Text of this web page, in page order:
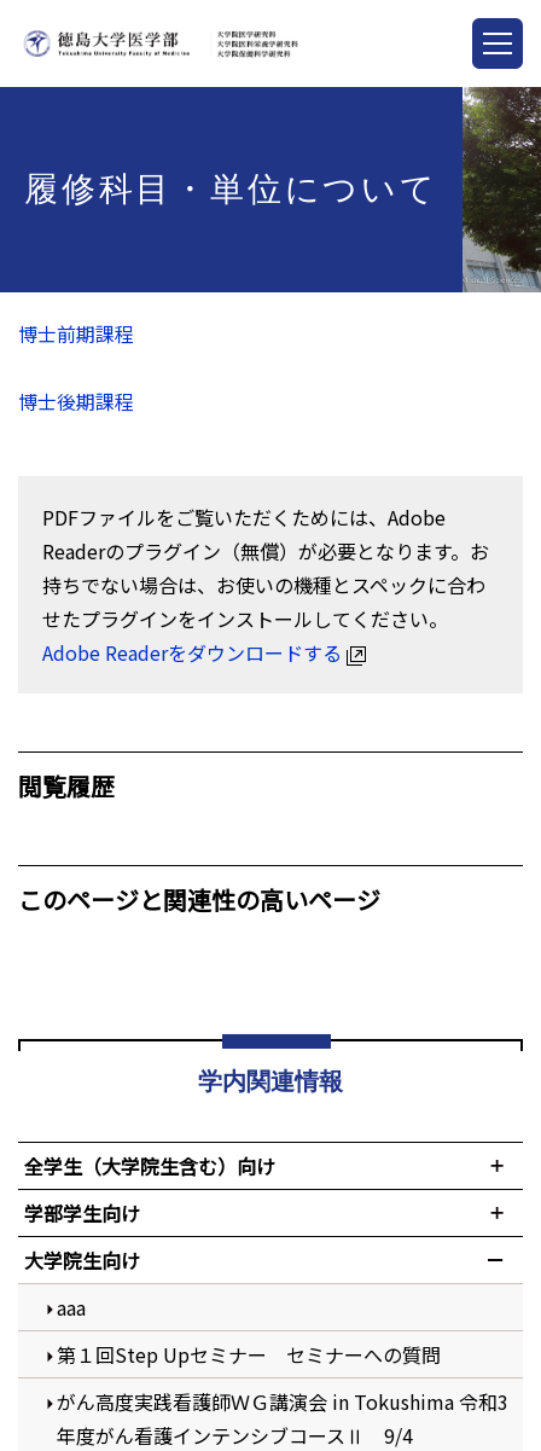
履修科目・単位について
博士前期課程
博士後期課程
PDFファイルをご覧いただくためには、Adobe
Readerのプラグイン（無償）が必要となります。お
持ちでない場合は、お使いの機種とスペックに合わ
せたプラグインをインストールしてください。
Adobe Readerをダウンロードする
閲覧履歴
このページと関連性の高いページ
学内関連情報
全学生（大学院生含む）向け
学部学生向け
大学院生向け
aaa
第１回Step Upセミナー セミナーへの質問
がん高度実践看護師ＷＧ講演会 in Tokushima 令和3
年度がん看護インテンシブコースⅡ 9/4